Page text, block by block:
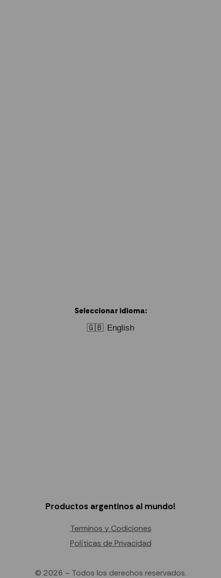
Seleccionar idioma:
🇬🇧 English
Productos argentinos al mundo!
Terminos y Codiciones
Políticas de Privacidad
© 2026 – Todos los derechos reservados.